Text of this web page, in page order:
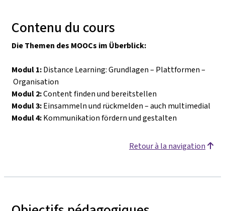
Contenu du cours
Die Themen des MOOCs im Überblick:
Modul 1:Distance Learning: Grundlagen– Plattformen–
Organisation
Modul 2:Content finden und bereitstellen
Modul 3:Einsammeln und rückmelden–auch multimedial
Modul 4:Kommunikation fördern und gestalten
Retour à la navigation